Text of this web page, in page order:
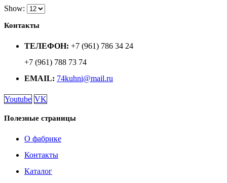
Show:
Контакты
ТЕЛЕФОН: +7 (961) 786 34 24
+7 (961) 788 73 74
EMAIL: 74kuhni@mail.ru
Youtube VK
Полезные страницы
О фабрике
Контакты
Каталог